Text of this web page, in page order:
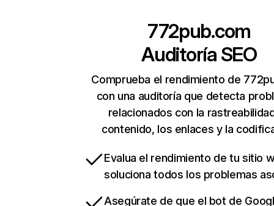
772pub.com
Auditoría SEO
Comprueba el rendimiento de
con una auditoría que detecta
relacionados con la
contenido, los enlaces y la
Evalua el rendimiento de tu sitio
soluciona todos los problemas
Asegúrate de que el bot de